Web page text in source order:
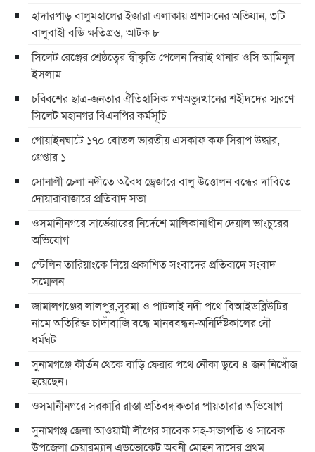
হাদারপাড় বালুমহালের ইজারা এলাকায় প্রশাসনের অভিযান, ৩টি
বালুবাহী বডি ক্ষতিগ্রস্ত, আটক ৮
সিলেট রেঞ্জের শ্রেষ্ঠত্বের স্বীকৃতি পেলেন দিরাই থানার ওসি আমিনুল
ইসলাম
চব্বিশের ছাত্র-জনতার ঐতিহাসিক গণঅভ্যুত্থানের শহীদদের স্মরণে
সিলেট মহানগর বিএনপির কর্মসূচি
গোয়াইনঘাটে ১৭০ বোতল ভারতীয় এসকাফ কফ সিরাপ উদ্ধার,
গ্রেপ্তার ১
সোনালী চেলা নদীতে অবৈধ ড্রেজারে বালু উত্তোলন বন্ধের দাবিতে
দোয়ারাবাজারে প্রতিবাদ সভা
ওসমানীনগরে সার্ভেয়ারের নির্দেশে মালিকানাধীন দেয়াল ভাংচুরের
অভিযোগ
স্টেলিন তারিয়াংকে নিয়ে প্রকাশিত সংবাদের প্রতিবাদে সংবাদ
সম্মেলন
জামালগঞ্জের লালপুর,সুরমা ও পাটলাই নদী পথে বিআইডব্লিউটির
নামে অতিরিক্ত চাদাঁবাজি বন্ধে মানববন্ধন-অনির্দিষ্টকালের নৌ
ধর্মঘট
সুনামগঞ্জে কীর্তন থেকে বাড়ি ফেরার পথে নৌকা ডুবে ৪ জন নিখোঁজ
হয়েছেন।
ওসমানীনগরে সরকারি রাস্তা প্রতিবন্ধকতার পায়তারার অভিযোগ
সুনামগঞ্জ জেলা আওয়ামী লীগের সাবেক সহ-সভাপতি ও সাবেক
উপজেলা চেয়ারম্যান এডভোকেট অবনী মোহন দাসের প্রথম